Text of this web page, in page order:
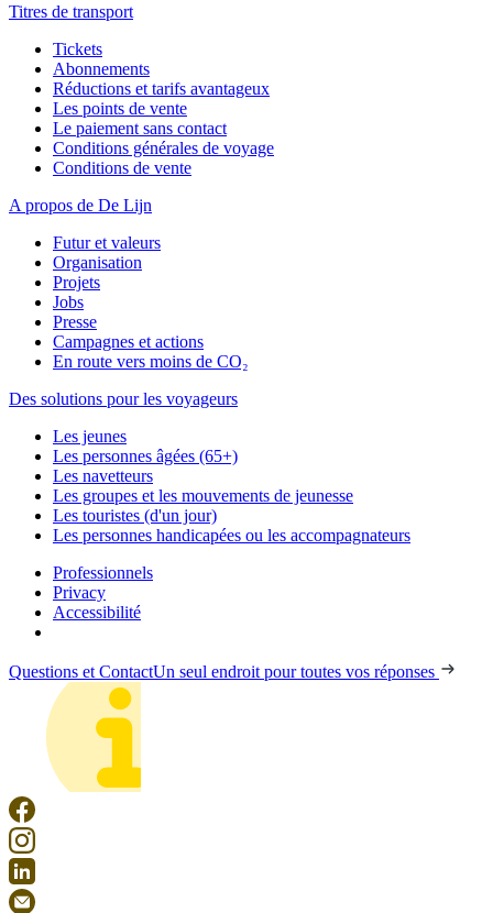
Titres de transport
Tickets
Abonnements
Réductions et tarifs avantageux
Les points de vente
Le paiement sans contact
Conditions générales de voyage
Conditions de vente
A propos de De Lijn
Futur et valeurs
Organisation
Projets
Jobs
Presse
Campagnes et actions
En route vers moins de CO₂
Des solutions pour les voyageurs
Les jeunes
Les personnes âgées (65+)
Les navetteurs
Les groupes et les mouvements de jeunesse
Les touristes (d'un jour)
Les personnes handicapées ou les accompagnateurs
Professionnels
Privacy
Accessibilité
Questions et ContactUn seul endroit pour toutes vos réponses